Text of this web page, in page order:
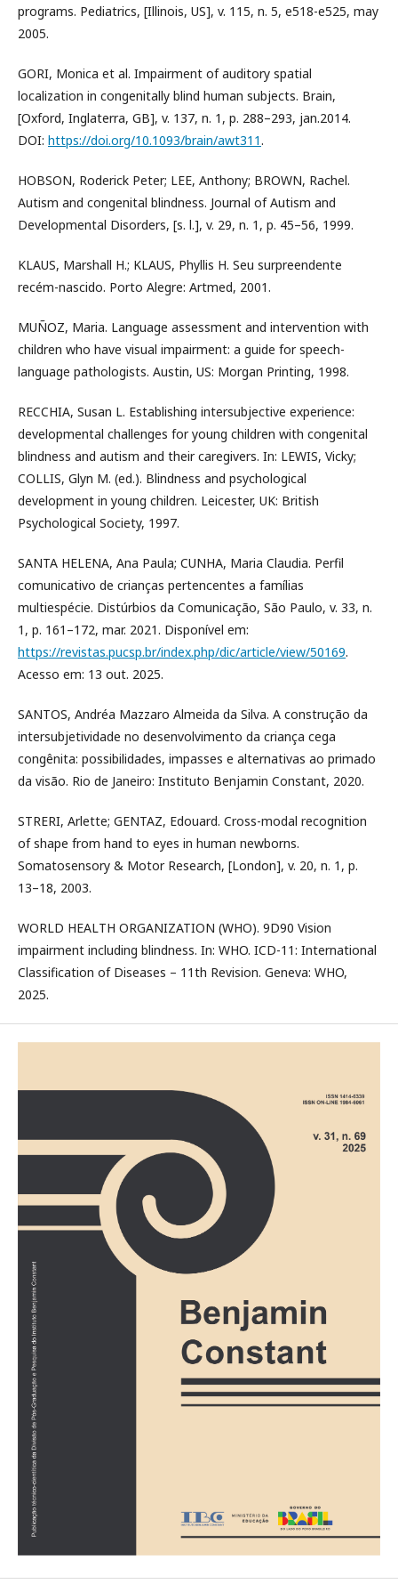
programs. Pediatrics, [Illinois, US], v. 115, n. 5, e518-e525, may
2005.
GORI, Monica et al. Impairment of auditory spatial
localization in congenitally blind human subjects. Brain,
[Oxford, Inglaterra, GB], v. 137, n. 1, p. 288–293, jan.2014.
DOI: https://doi.org/10.1093/brain/awt311.
HOBSON, Roderick Peter; LEE, Anthony; BROWN, Rachel.
Autism and congenital blindness. Journal of Autism and
Developmental Disorders, [s. l.], v. 29, n. 1, p. 45–56, 1999.
KLAUS, Marshall H.; KLAUS, Phyllis H. Seu surpreendente
recém-nascido. Porto Alegre: Artmed, 2001.
MUÑOZ, Maria. Language assessment and intervention with
children who have visual impairment: a guide for speech-
language pathologists. Austin, US: Morgan Printing, 1998.
RECCHIA, Susan L. Establishing intersubjective experience:
developmental challenges for young children with congenital
blindness and autism and their caregivers. In: LEWIS, Vicky;
COLLIS, Glyn M. (ed.). Blindness and psychological
development in young children. Leicester, UK: British
Psychological Society, 1997.
SANTA HELENA, Ana Paula; CUNHA, Maria Claudia. Perfil
comunicativo de crianças pertencentes a famílias
multiespécie. Distúrbios da Comunicação, São Paulo, v. 33, n.
1, p. 161–172, mar. 2021. Disponível em:
https://revistas.pucsp.br/index.php/dic/article/view/50169.
Acesso em: 13 out. 2025.
SANTOS, Andréa Mazzaro Almeida da Silva. A construção da
intersubjetividade no desenvolvimento da criança cega
congênita: possibilidades, impasses e alternativas ao primado
da visão. Rio de Janeiro: Instituto Benjamin Constant, 2020.
STRERI, Arlette; GENTAZ, Edouard. Cross-modal recognition
of shape from hand to eyes in human newborns.
Somatosensory & Motor Research, [London], v. 20, n. 1, p.
13–18, 2003.
WORLD HEALTH ORGANIZATION (WHO). 9D90 Vision
impairment including blindness. In: WHO. ICD-11: International
Classification of Diseases – 11th Revision. Geneva: WHO,
2025.